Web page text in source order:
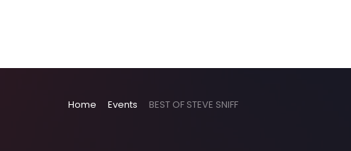
Home Events BEST OF STEVE SNIFF